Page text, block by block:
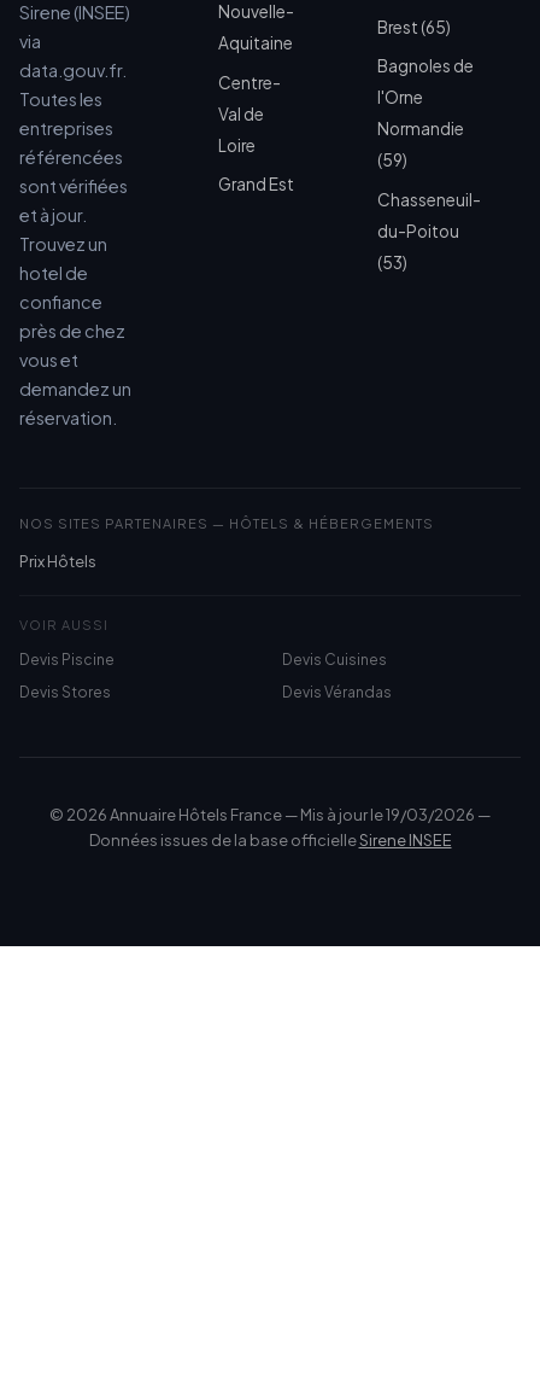
Sirene (INSEE)
via
data.gouv.fr.
Toutes les
entreprises
référencées
sont vérifiées
et à jour.
Trouvez un
hotel de
confiance
près de chez
vous et
demandez un
réservation.
Nouvelle-
Aquitaine
Centre-
Val de
Loire
Grand Est
Brest (65)
Bagnoles de
l'Orne
Normandie
(59)
Chasseneuil-
du-Poitou
(53)
NOS SITES PARTENAIRES — HÔTELS & HÉBERGEMENTS
Prix Hôtels
VOIR AUSSI
Devis Piscine
Devis Cuisines
Devis Stores
Devis Vérandas
© 2026 Annuaire Hôtels France — Mis à jour le 19/03/2026 —
Données issues de la base officielleSirene INSEE